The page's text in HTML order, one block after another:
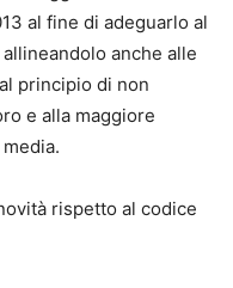
al fine di adeguarlo al
anche alle
principio di non
e alla maggiore
rispetto al codice